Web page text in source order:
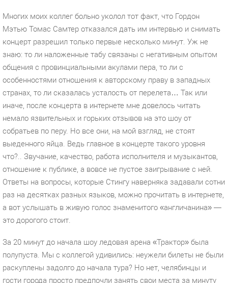
Многих моих коллег больно уколол тот факт, что Гордон
Мэтью Томас Самтер отказался дать им интервью и снимать
концерт разрешил только первые несколько минут. Уж не
знаю: то ли наложенные табу связаны с негативным опытом
общения с провинциальными акулами пера, то ли с
особенностями отношения к авторскому праву в западных
странах, то ли сказалась усталость от перелета… Так или
иначе, после концерта в интернете мне довелось читать
немало язвительных и горьких отзывов на это шоу от
собратьев по перу. Но все они, на мой взгляд, не стоят
выеденного яйца. Ведь главное в концерте такого уровня
что?.. Звучание, качество, работа исполнителя и музыкантов,
отношение к публике, а вовсе не пустое заигрывание с ней.
Ответы на вопросы, которые Стингу наверняка задавали сотни
раз на десятках разных языков, можно прочитать в интернете,
а вот услышать в живую голос знаменитого «англичанина» —
это дорогого стоит.
За 20 минут до начала шоу ледовая арена «Трактор» была
полупуста. Мы с коллегой удивились: неужели билеты не были
раскуплены задолго до начала тура? Но нет, челябинцы и
гости города просто предпочли занять свои места за минуту